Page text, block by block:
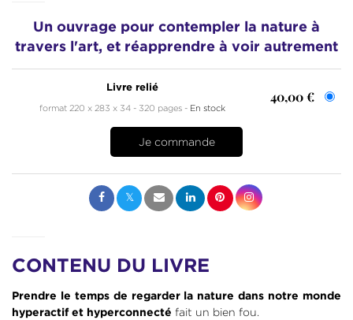
Un ouvrage pour contempler la nature à
travers l'art, et réapprendre à voir autrement
Livre relié
format 220 x 283 x 34 320 pages En stock
40,00 €
CONTENU DU LIVRE
Prendre le temps de regarder la nature dans notre monde
hyperactif et hyperconnecté fait un bien fou.